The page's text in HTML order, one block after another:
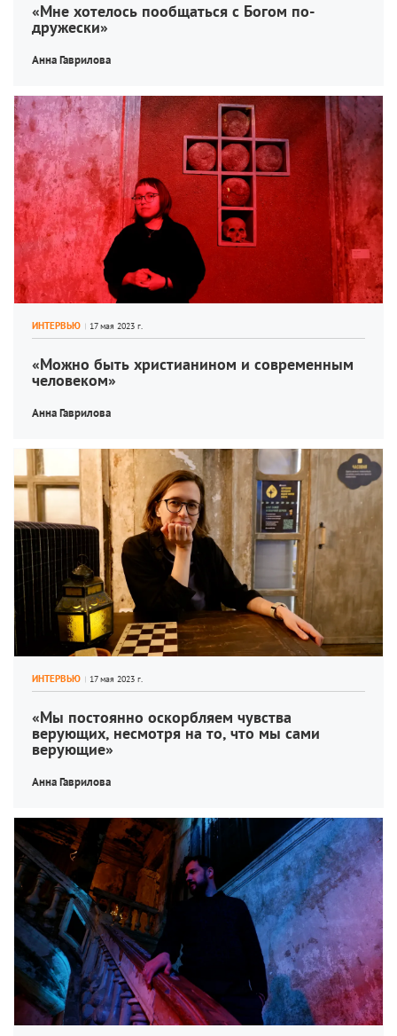
«Мне хотелось пообщаться с Богом по-
дружески»
Анна Гаврилова
ИНТЕРВЬЮ
«Можно быть христианином и современным
человеком»
Анна Гаврилова
ИНТЕРВЬЮ
«Мы постоянно оскорбляем чувства
верующих, несмотря на то, что мы сами
верующие»
Анна Гаврилова